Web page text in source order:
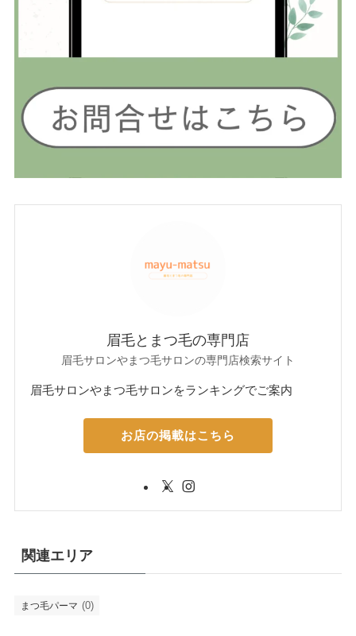
眉毛とまつ毛の専門店
眉毛サロンやまつ毛サロンの専門店検索サイト
眉毛サロンやまつ毛サロンをランキングでご案内
お店の掲載はこちら
関連エリア
まつ毛パーマ (0)